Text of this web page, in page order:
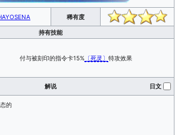
稀有度
持有技能
付与被刻印的指令卡15%〔死灵〕 特攻效果
解说 日文
的